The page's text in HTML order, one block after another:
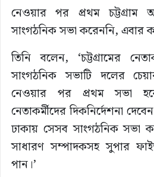
নেওয়ার পর প্রথম চট্টগ্রাম
সাংগঠনিক সভা করেননি, এবার
তিনি বলেন, ‘চট্টগ্রামের
সাংগঠনিক সভাটি দলের
নেওয়ার পর প্রথম সভা
নেতাকর্মীদের দিকনির্দেশনা
ঢাকায় সেসব সাংগঠনিক সভা
সাধারণ সম্পাদকসহ সুপার
পান।’